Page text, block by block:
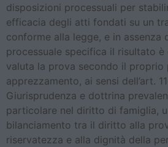
disposizioni processuali per
efficacia degli atti fondati su un
conforme alla legge, e in assenza
processuale specifica il risultato
valuta la prova secondo il proprio
apprezzamento, ai sensi dell’art.
Giurisprudenza e dottrina
particolare nel diritto di famiglia,
bilanciamento tra il diritto alla
riservatezza e alla dignità della